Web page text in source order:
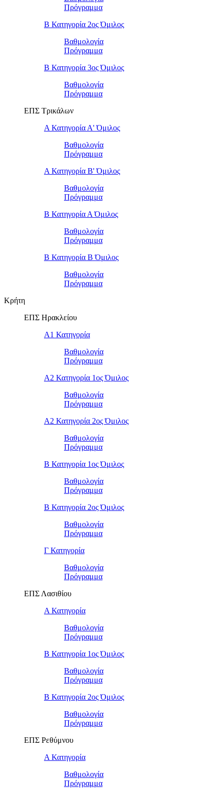
Πρόγραμμα
Β Κατηγορία 2ος Όμιλος
Βαθμολογία
Πρόγραμμα
Β Κατηγορία 3ος Όμιλος
Βαθμολογία
Πρόγραμμα
ΕΠΣ Τρικάλων
Α Κατηγορία Α' Όμιλος
Βαθμολογία
Πρόγραμμα
Α Κατηγορία Β' Όμιλος
Βαθμολογία
Πρόγραμμα
Β Κατηγορία Α Όμιλος
Βαθμολογία
Πρόγραμμα
Β Κατηγορία Β Όμιλος
Βαθμολογία
Πρόγραμμα
Κρήτη
ΕΠΣ Ηρακλείου
Α1 Κατηγορία
Βαθμολογία
Πρόγραμμα
Α2 Κατηγορία 1ος Όμιλος
Βαθμολογία
Πρόγραμμα
Α2 Κατηγορία 2ος Όμιλος
Βαθμολογία
Πρόγραμμα
Β Κατηγορία 1ος Όμιλος
Βαθμολογία
Πρόγραμμα
Β Κατηγορία 2ος Όμιλος
Βαθμολογία
Πρόγραμμα
Γ Κατηγορία
Βαθμολογία
Πρόγραμμα
ΕΠΣ Λασιθίου
Α Κατηγορία
Βαθμολογία
Πρόγραμμα
Β Κατηγορία 1ος Όμιλος
Βαθμολογία
Πρόγραμμα
Β Κατηγορία 2ος Όμιλος
Βαθμολογία
Πρόγραμμα
ΕΠΣ Ρεθύμνου
Α Κατηγορία
Βαθμολογία
Πρόγραμμα